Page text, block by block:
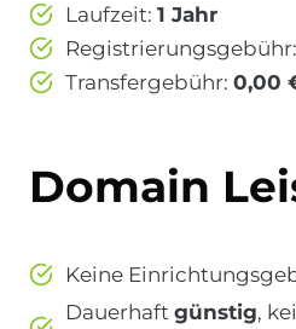
Laufzeit: 1 Jahr
Registrierungsgebühr:
Transfergebühr: 0,00
Domain
Keine
Dauerhaft günstig,